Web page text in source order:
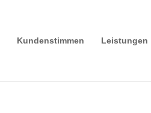
Kundenstimmen Leistungen